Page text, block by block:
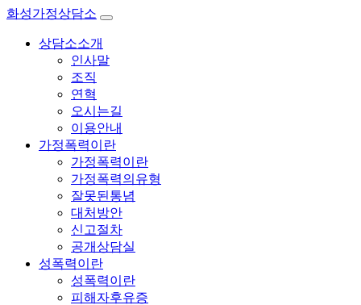
화성가정상담소
상담소소개
인사말
조직
연혁
오시는길
이용안내
가정폭력이란
가정폭력이란
가정폭력의유형
잘못된통념
대처방안
신고절차
공개상담실
성폭력이란
성폭력이란
피해자후유증